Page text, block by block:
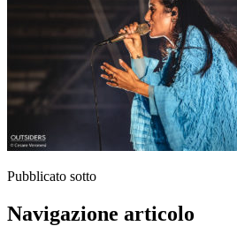
Pubblicato sotto
Navigazione articolo